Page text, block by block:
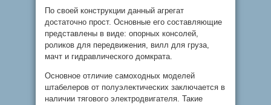
По своей конструкции данный агрегат
достаточно прост. Основные его составляющие
представлены в виде: опорных консолей,
роликов для передвижения, вилл для груза,
мачт и гидравлического домкрата.
Основное отличие самоходных моделей
штабелеров от полуэлектических заключается в
наличии тягового электродвигателя. Такие